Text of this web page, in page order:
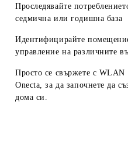
Проследявайте
седмична или годишна база
Идентифицирайте
управление на различните
Просто се свържете с WLAN
Onecta, за да започнете да
дома си.